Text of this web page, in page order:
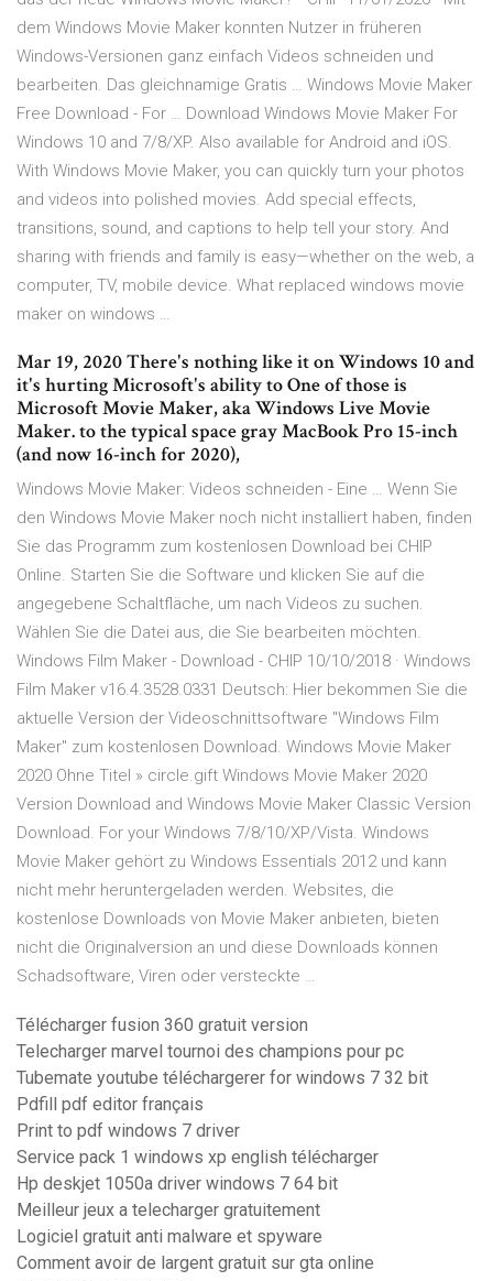
dem Windows Movie Maker konnten Nutzer in früheren
Windows-Versionen ganz einfach Videos schneiden und
bearbeiten. Das gleichnamige Gratis … Windows Movie Maker
Free Download - For … Download Windows Movie Maker For
Windows 10 and 7/8/XP. Also available for Android and iOS.
With Windows Movie Maker, you can quickly turn your photos
and videos into polished movies. Add special effects,
transitions, sound, and captions to help tell your story. And
sharing with friends and family is easy—whether on the web, a
computer, TV, mobile device. What replaced windows movie
maker on windows …
Mar 19, 2020 There's nothing like it on Windows 10 and
it's hurting Microsoft's ability to One of those is
Microsoft Movie Maker, aka Windows Live Movie
Maker. to the typical space gray MacBook Pro 15-inch
(and now 16-inch for 2020),
Windows Movie Maker: Videos schneiden - Eine … Wenn Sie
den Windows Movie Maker noch nicht installiert haben, finden
Sie das Programm zum kostenlosen Download bei CHIP
Online. Starten Sie die Software und klicken Sie auf die
angegebene Schaltfläche, um nach Videos zu suchen.
Wählen Sie die Datei aus, die Sie bearbeiten möchten.
Windows Film Maker - Download - CHIP 10/10/2018 · Windows
Film Maker v16.4.3528.0331 Deutsch: Hier bekommen Sie die
aktuelle Version der Videoschnittsoftware "Windows Film
Maker" zum kostenlosen Download. Windows Movie Maker
2020 Ohne Titel » circle.gift Windows Movie Maker 2020
Version Download and Windows Movie Maker Classic Version
Download. For your Windows 7/8/10/XP/Vista. Windows
Movie Maker gehört zu Windows Essentials 2012 und kann
nicht mehr heruntergeladen werden. Websites, die
kostenlose Downloads von Movie Maker anbieten, bieten
nicht die Originalversion an und diese Downloads können
Schadsoftware, Viren oder versteckte …
Télécharger fusion 360 gratuit version
Telecharger marvel tournoi des champions pour pc
Tubemate youtube téléchargerer for windows 7 32 bit
Pdfill pdf editor français
Print to pdf windows 7 driver
Service pack 1 windows xp english télécharger
Hp deskjet 1050a driver windows 7 64 bit
Meilleur jeux a telecharger gratuitement
Logiciel gratuit anti malware et spyware
Comment avoir de largent gratuit sur gta online